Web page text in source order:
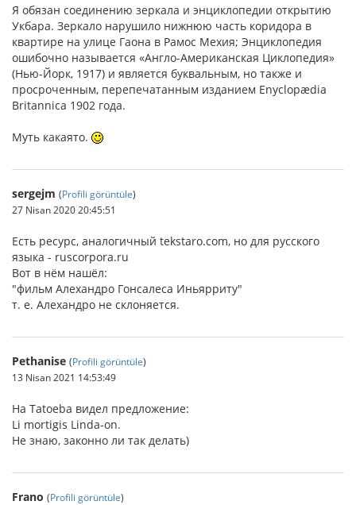
Я обязан соединению зеркала и энциклопедии открытию
Укбара. Зеркало нарушило нижнюю часть коридора в
квартире на улице Гаона в Рамос Мехия; Энциклопедия
ошибочно называется «Англо-Американская Циклопедия»
(Нью-Йорк, 1917) и является буквальным, но также и
просроченным, перепечатанным изданием Enyclopædia
Britannica 1902 года.
Муть какаято.
sergejm (Profili görüntüle)
27 Nisan 2020 20:45:51
Есть ресурс, аналогичный tekstaro.com, но для русского
языка - ruscorpora.ru
Вот в нём нашёл:
"фильм Алехандро Гонсалеса Иньярриту"
т. е. Алехандро не склоняется.
Pethanise (Profili görüntüle)
13 Nisan 2021 14:53:49
На Tatoeba видел предложение:
Li mortigis Linda-on.
Не знаю, законно ли так делать)
Frano (Profili görüntüle)